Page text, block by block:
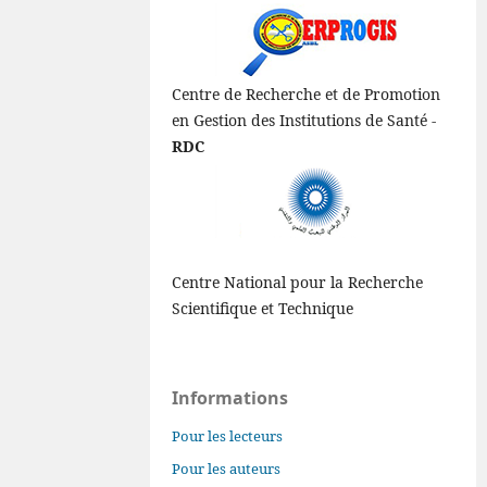
Centre de Recherche et de Promotion
en Gestion des Institutions de Santé -
RDC
Centre National pour la Recherche
Scientifique et Technique
Informations
Pour les lecteurs
Pour les auteurs